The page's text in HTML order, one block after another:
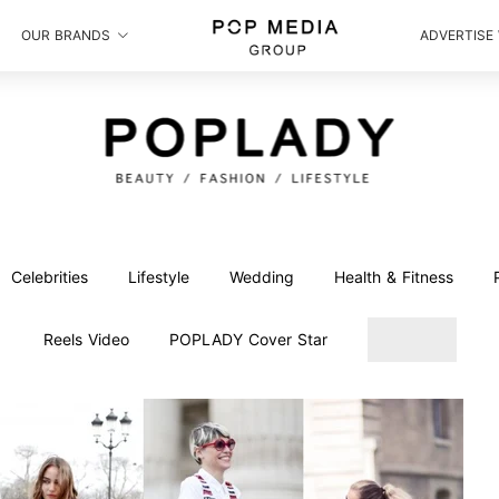
OUR BRANDS
Celebrities Lifestyle Wedding Health & Fitness
Reels Video POPLADY Cover Star